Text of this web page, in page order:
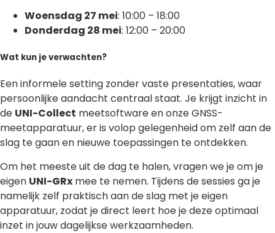
Woensdag 27 mei: 10:00 – 18:00
Donderdag 28 mei: 12:00 – 20:00
Wat kun je verwachten?
Een informele setting zonder vaste presentaties, waar
persoonlijke aandacht centraal staat. Je krijgt inzicht in
de UNI-Collect meetsoftware en onze GNSS-
meetapparatuur, er is volop gelegenheid om zelf aan de
slag te gaan en nieuwe toepassingen te ontdekken.
Om het meeste uit de dag te halen, vragen we je om je
eigen UNI-GRx mee te nemen. Tijdens de sessies ga je
namelijk zelf praktisch aan de slag met je eigen
apparatuur, zodat je direct leert hoe je deze optimaal
inzet in jouw dagelijkse werkzaamheden.